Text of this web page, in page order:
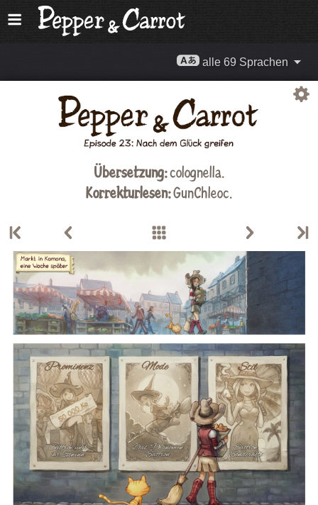
alle 69 Sprachen
Übersetzung:colognella.
Korrekturlesen:GunChleoc.